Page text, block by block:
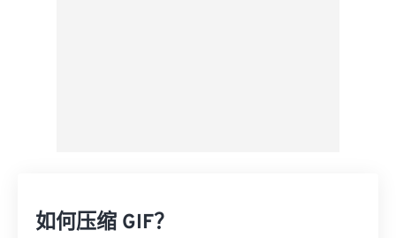
如何压缩 GIF？